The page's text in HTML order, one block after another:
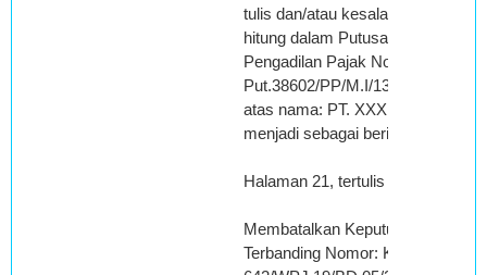
tulis dan/atau kesalahan
hitung dalam Putusan
Pengadilan Pajak Nomor:
Put.38602/PP/M.I/13/2012
atas nama: PT. XXX,
menjadi sebagai berikut :
Halaman 21, tertulis :
Membatalkan Keputusan
Terbanding Nomor: KEP-